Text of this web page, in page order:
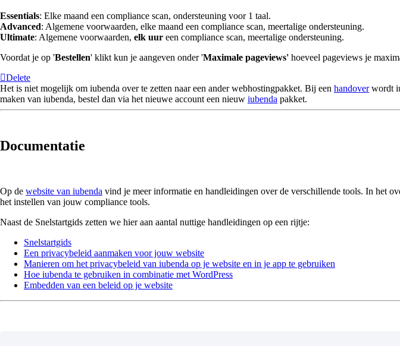
Essentials: Elke maand een compliance scan, ondersteuning voor 1 taal.
Advanced: Algemene voorwaarden, elke maand een compliance scan, meertalige ondersteuning.
Ultimate: Algemene voorwaarden, elk uur een compliance scan, meertalige ondersteuning.
Voordat je op 'Bestellen' klikt kun je aangeven onder 'Maximale pageviews' hoeveel pageviews je
Delete
Het is niet mogelijk om iubenda over te zetten naar een ander webhostingpakket. Bij een handoverwordt
maken van iubenda, bestel dan via het nieuwe account een nieuw iubenda pakket.
Documentatie
Op de website van iubenda vind je meer informatie en handleidingen over de verschillende tools. In het
het instellen van jouw compliance tools.
Naast de Snelstartgids zetten we hier aan aantal nuttige handleidingen op een rijtje:
Snelstartgids
Een privacybeleid aanmaken voor jouw website
Manieren om het privacybeleid van iubenda op je website en in je app te gebruiken
Hoe iubenda te gebruiken in combinatie met WordPress
Embedden van een beleid op je website